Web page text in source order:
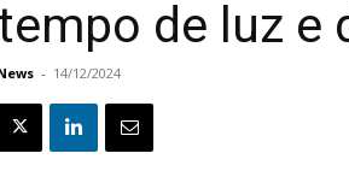
de luz e
- 14/12/2024